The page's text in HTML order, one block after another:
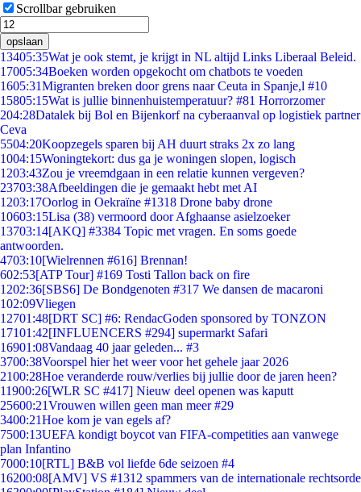
Scrollbar gebruiken
opslaan
13405:35Wat je ook stemt, je krijgt in NL altijd Links Liberaal Beleid.
17005:34Boeken worden opgekocht om chatbots te voeden
1605:31Migranten breken door grens naar Ceuta in Spanje,l #10
15805:15Wat is jullie binnenhuistemperatuur? #81 Horrorzomer
204:28Datalek bij Bol en Bijenkorf na cyberaanval op logistiek partner
Ceva
5504:20Koopzegels sparen bij AH duurt straks 2x zo lang
1004:15Woningtekort: dus ga je woningen slopen, logisch
1203:43Zou je vreemdgaan in een relatie kunnen vergeven?
23703:38Afbeeldingen die je gemaakt hebt met AI
1203:17Oorlog in Oekraïne #1318 Drone baby drone
10603:15Lisa (38) vermoord door Afghaanse asielzoeker
13703:14[AKQ] #3384 Topic met vragen. En soms goede
antwoorden.
4703:10[Wielrennen #616] Brennan!
602:53[ATP Tour] #169 Tosti Tallon back on fire
1202:36[SBS6] De Bondgenoten #317 We dansen de macaroni
102:09Vliegen
12701:48[DRT SC] #6: RendacGoden sponsored by TONZON
17101:42[INFLUENCERS #294] supermarkt Safari
16901:08Vandaag 40 jaar geleden... #3
3700:38Voorspel hier het weer voor het gehele jaar 2026
2100:28Hoe veranderde rouw/verlies bij jullie door de jaren heen?
11900:26[WLR SC #417] Nieuw deel openen was kaputt
25600:21Vrouwen willen geen man meer #29
3400:21Hoe kom je van egels af?
7500:13UEFA kondigt boycot van FIFA-competities aan vanwege
plan Infantino
7000:10[RTL] B&B vol liefde 6de seizoen #4
16200:08[AMV] VS #1312 spammers van de internationale rechtsorde